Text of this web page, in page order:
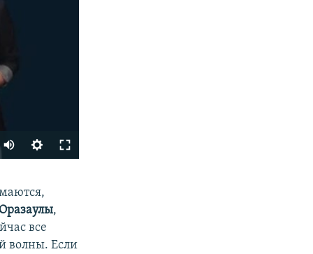
360p
480p
,
все
волны. Если